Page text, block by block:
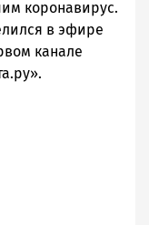
коронавирус.
в эфире
канале